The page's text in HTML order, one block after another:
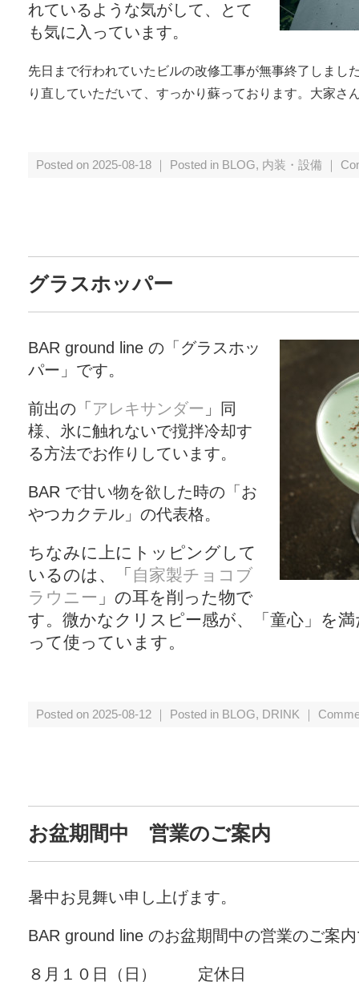
れているような気がして、とて
も気に入っています。
先日まで行われていたビルの改修工事が無事終了しまし
り直していただいて、すっかり蘇っております。大家さ
Posted on 2025-08-18 ｜ Posted in BLOG, 内装・設備 ｜
グラスホッパー
BAR ground line の「グラスホッ
パー」です。
前出の「 アレキサンダー 」同
様、氷に触れないで撹拌冷却す
る方法でお作りしています。
BAR で甘い物を欲した時の「お
やつカクテル」の代表格。
ちなみに上にトッピングして
いるのは、「 自家製チョコブ
ラウニー 」の耳を削った物で
す。微かなクリスピー感が、「童心」を
って使っています。
Posted on 2025-08-12 ｜ Posted in BLOG, DRINK ｜
お盆期間中 営業のご案内
暑中お見舞い申し上げます。
BAR ground line のお盆期間中の営業のご案
８月１０日（日） 定休日